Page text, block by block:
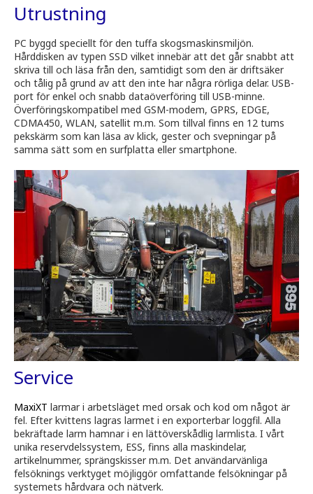
Utrustning
PC byggd speciellt för den tuffa skogsmaskinsmiljön.
Hårddisken av typen SSD vilket innebär att det går snabbt att
skriva till och läsa från den, samtidigt som den är driftsäker
och tålig på grund av att den inte har några rörliga delar. USB-
port för enkel och snabb dataöverföring till USB-minne.
Överföringskompatibel med GSM-modem, GPRS, EDGE,
CDMA450, WLAN, satellit m.m. Som tillval finns en 12 tums
pekskärm som kan läsa av klick, gester och svepningar på
samma sätt som en surfplatta eller smartphone.
Service
MaxiXT larmar i arbetsläget med orsak och kod om något är
fel. Efter kvittens lagras larmet i en exporterbar loggfil. Alla
bekräftade larm hamnar i en lättöverskådlig larmlista. I vårt
unika reservdelssystem, ESS, finns alla maskindelar,
artikelnummer, sprängskisser m.m. Det användarvänliga
felsöknings verktyget möjliggör omfattande felsökningar på
systemets hårdvara och nätverk.